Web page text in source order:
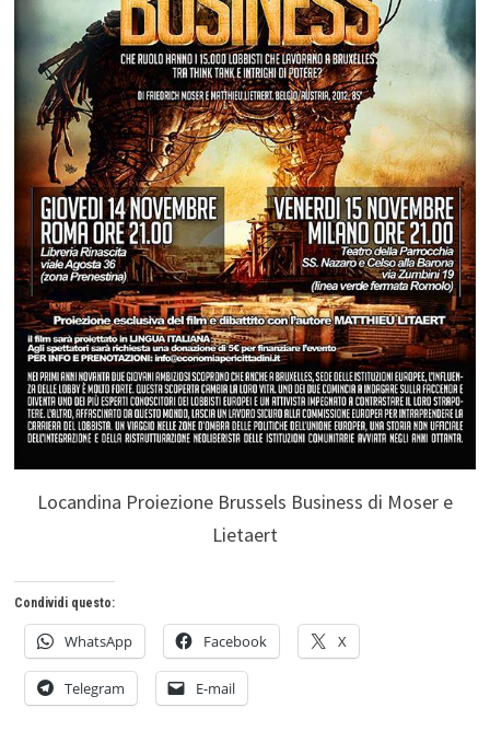
Locandina Proiezione Brussels Business di Moser e
Lietaert
Condividi questo:
WhatsApp Facebook X
Telegram E-mail